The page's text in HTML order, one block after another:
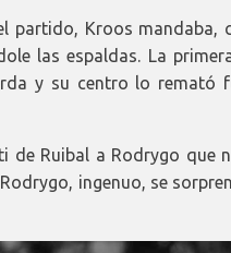
partido, Kroos mandaba,
las espaldas. La
y su centro lo remató
de Ruibal a Rodrygo que
ingenuo, se